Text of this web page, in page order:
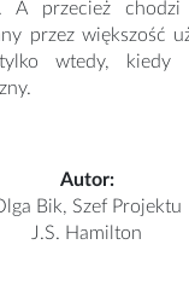
A przecież
przez większość
wtedy, kiedy
Autor:
Bik, Szef Projektu
J.S. Hamilton